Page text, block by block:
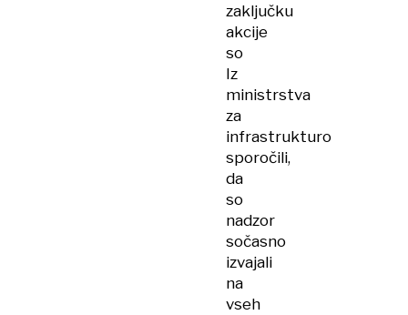
zaključku
akcije
so
Iz
ministrstva
za
infrastrukturo
sporočili,
da
so
nadzor
sočasno
izvajali
na
vseh